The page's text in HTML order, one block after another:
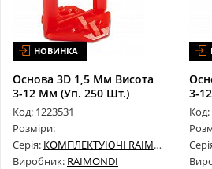
НОВИНКА
Основа 3D 1,5 Мм Висота
3-12 Мм (Уп. 250 Шт.)
180B01...
Код: 1223531
Розміри:
Серія: КОМПЛЕКТУЮЧІ RAIMONDI
Виробник: RAIMONDI
3-
Код: